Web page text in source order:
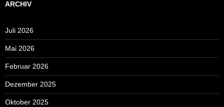
ARCHIV
Juli 2026
Mai 2026
Februar 2026
Dezember 2025
Oktober 2025